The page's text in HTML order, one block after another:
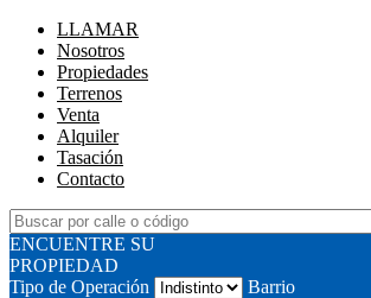
LLAMAR
Nosotros
Propiedades
Terrenos
Venta
Alquiler
Tasación
Contacto
ENCUENTRE SU
PROPIEDAD
Tipo de Operación
Barrio